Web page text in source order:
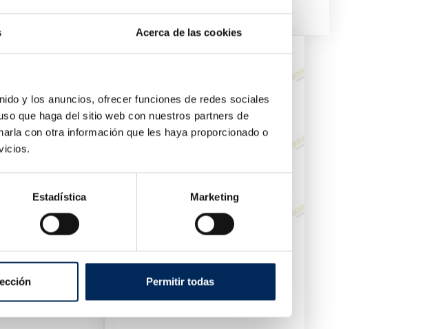
Acerca de las cookies
y los anuncios, ofrecer funciones de redes sociales
que haga del sitio web con nuestros partners de
con otra información que les haya proporcionado o
Estadística Marketing
Permitir todas
Lg
Tyre Changer Basic
€927.54Price